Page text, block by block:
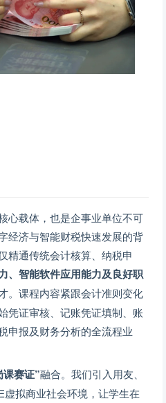
心载体，也是企事业单位不可
经济与智能财税快速发展的背
精通传统会计核算、纳税申
、智能软件应用能力及良好职
。课程内容紧跟会计准则变化
凭证审核、记账凭证填制、账
申报及财务分析的全流程业
赛证”融合。我们引入用友、
拟商业社会环境，让学生在